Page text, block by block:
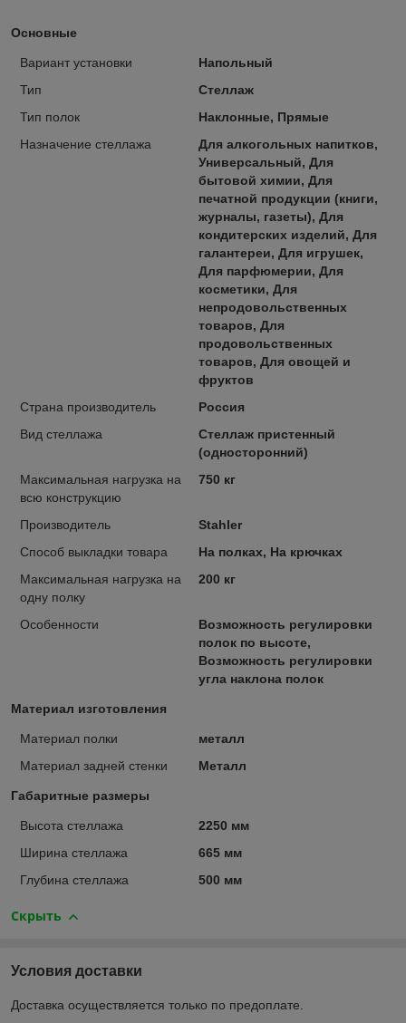
Основные
Вариант установки
Напольный
Тип
Стеллаж
Тип полок
Наклонные, Прямые
Назначение стеллажа
Для алкогольных напитков,
Универсальный, Для
бытовой химии, Для
печатной продукции (книги,
журналы, газеты), Для
кондитерских изделий, Для
галантереи, Для игрушек,
Для парфюмерии, Для
косметики, Для
непродовольственных
товаров, Для
продовольственных
товаров, Для овощей и
фруктов
Страна производитель
Россия
Вид стеллажа
Стеллаж пристенный
(односторонний)
Максимальная нагрузка на
всю конструкцию
750 кг
Производитель
Stahler
Способ выкладки товара
На полках, На крючках
Максимальная нагрузка на
одну полку
200 кг
Особенности
Возможность регулировки
полок по высоте,
Возможность регулировки
угла наклона полок
Материал изготовления
Материал полки
металл
Материал задней стенки
Металл
Габаритные размеры
Высота стеллажа
2250 мм
Ширина стеллажа
665 мм
Глубина стеллажа
500 мм
Скрыть
Условия доставки
Доставка осуществляется только по предоплате.